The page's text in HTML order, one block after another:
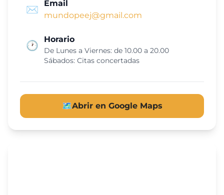
✉️
Email
mundopeej@gmail.com
🕐
Horario
De Lunes a Viernes: de 10.00 a 20.00
Sábados: Citas concertadas
🗺️Abrir en Google Maps